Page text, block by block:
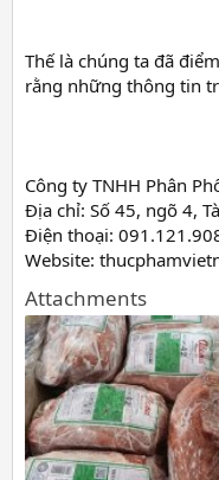
Thế là chúng ta đã
rằng những thông tin
Công ty TNHH Phân
Địa chỉ: Số 45, ngõ 4,
Điện thoại:
Website:
Attachments